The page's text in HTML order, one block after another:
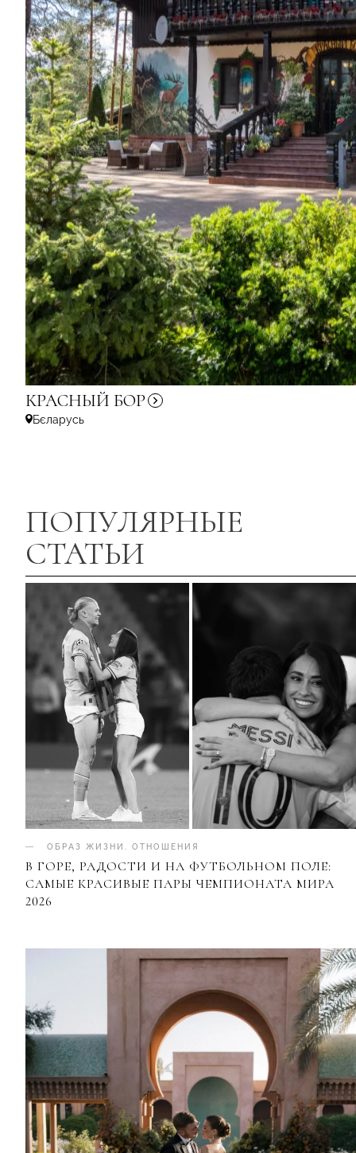
КРАСНЫЙ БОР
Бєларусь
ПОПУЛЯРНЫЕ
СТАТЬИ
ОБРАЗ ЖИЗНИ ОТНОШЕНИЯ
В ГОРЕ, РАДОСТИ И НА ФУТБОЛЬНОМ ПОЛЕ:
САМЫЕ КРАСИВЫЕ ПАРЫ ЧЕМПИОНАТА МИРА
2026